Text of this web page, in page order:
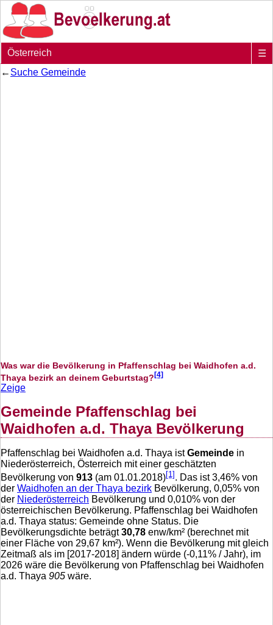
Österreich
☰
← Suche Gemeinde
Was war die Bevölkerung in Pfaffenschlag bei Waidhofen a.d.
Thaya bezirk an deinem Geburtstag?[4]
Zeige
Gemeinde Pfaffenschlag bei
Waidhofen a.d. Thaya Bevölkerung
Pfaffenschlag bei Waidhofen a.d. Thaya istGemeinde in
Niederösterreich, Österreich mit einer geschätzten
Bevölkerung von 913 (am 01.01.2018)[1] . Das ist3,46% von
der Waidhofen an der Thaya bezirk Bevölkerung, 0,05% von
der Niederösterreich Bevölkerung und 0,010% von der
österreichischen Bevölkerung. Pfaffenschlag bei Waidhofen
a.d. Thaya status: Gemeinde ohne Status. Die
Bevölkerungsdichte beträgt30,78 enw/km² (berechnet mit
einer Fläche von 29,67 km²). Wenn die Bevölkerung mit gleich
Zeitmaß als im [2017-2018] ändern würde (-0,11% / Jahr), im
2026 wäre die Bevölkerung von Pfaffenschlag bei Waidhofen
a.d. Thaya 905 wäre.